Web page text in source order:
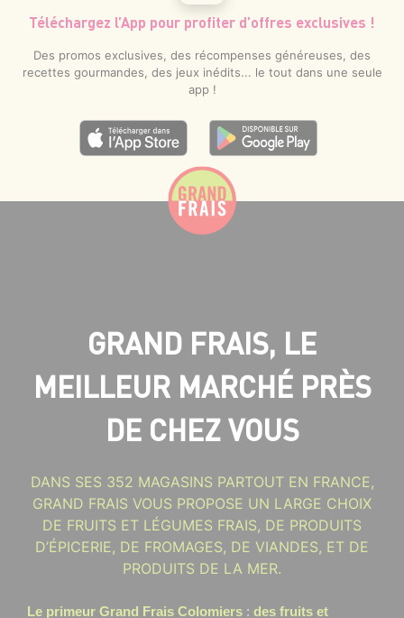
Téléchargez l’App pour profiter d’offres exclusives !
Des promos exclusives, des récompenses généreuses, des
recettes gourmandes, des jeux inédits... le tout dans une seule
app !
GRAND FRAIS, LE
MEILLEUR MARCHÉ PRÈS
DE CHEZ VOUS
DANS SES 352 MAGASINS PARTOUT EN FRANCE,
GRAND FRAIS VOUS PROPOSE UN LARGE CHOIX
DE FRUITS ET LÉGUMES FRAIS, DE PRODUITS
D’ÉPICERIE, DE FROMAGES, DE VIANDES, ET DE
PRODUITS DE LA MER.
Le primeur Grand Frais Colomiers : des fruits et